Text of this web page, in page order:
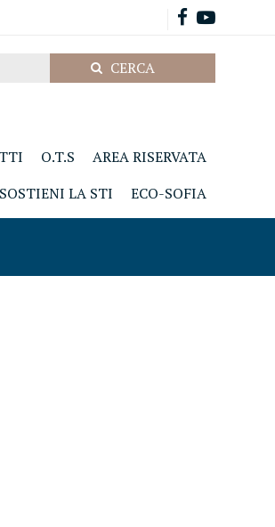
O.T.S
AREA RISERVATA
SOSTIENI LA STI
ECO-SOFIA